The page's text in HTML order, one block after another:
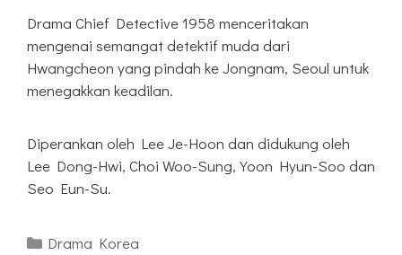
Drama Chief Detective 1958 menceritakan
mengenai semangat detektif muda dari
Hwangcheon yang pindah ke Jongnam, Seoul untuk
menegakkan keadilan.
Diperankan oleh Lee Je-Hoon dan didukung oleh
Lee Dong-Hwi, Choi Woo-Sung, Yoon Hyun-Soo dan
Seo Eun-Su.
Kategori
Drama Korea